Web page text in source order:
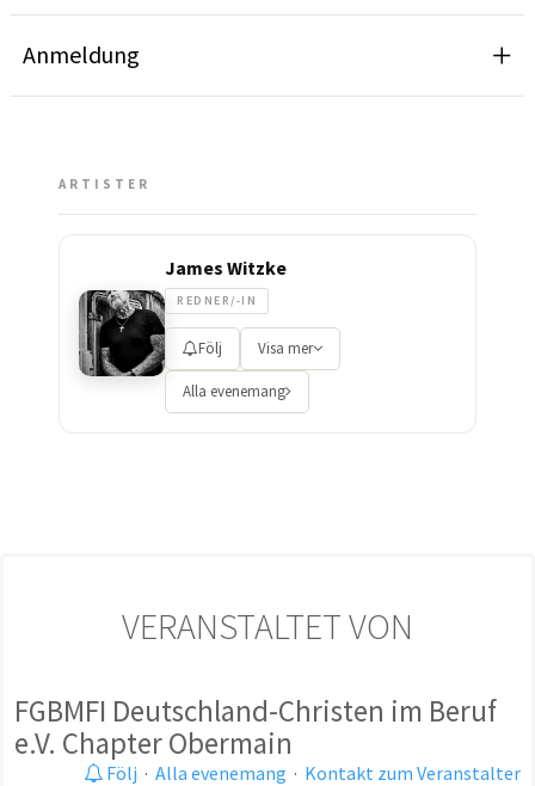
Anmeldung
ARTISTER
James Witzke
REDNER/-IN
Följ Visa mer
Alla evenemang
VERANSTALTET VON
FGBMFI Deutschland-Christen im Beruf
e.V. Chapter Obermain
Följ · Alla evenemang · Kontakt zum Veranstalter